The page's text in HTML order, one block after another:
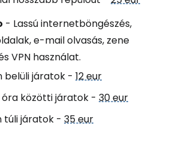
- Lassú internetböngészés,
e-mail olvasás, zene
VPN használat.
belüli járatok - 12 eur
óra közötti járatok - 30 eur
túli járatok - 35 eur